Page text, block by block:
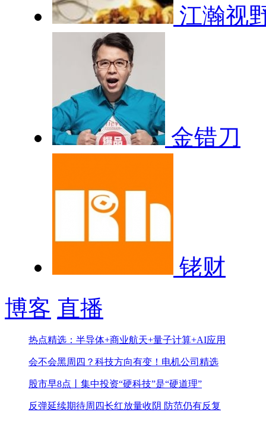
江瀚视
金错刀
铑财
博客 直播
热点精选：半导体+商业航天+量子计算+AI应用
会不会黑周四？科技方向有变！ 电机公司精选
股市早8点丨集中投资“硬科技”是“硬道理”
反弹延续期待周四长红放量收阴 防范仍有反复